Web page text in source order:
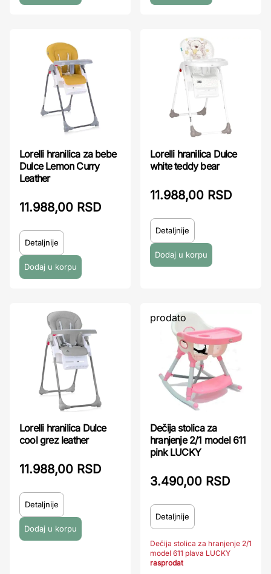
Lorelli hranilica za bebe
Dulce Lemon Curry
Leather
11.988,00 RSD
Detaljnije
Lorelli hranilica Dulce
white teddy bear
11.988,00 RSD
Detaljnije
Lorelli hranilica Dulce
cool grez leather
11.988,00 RSD
Detaljnije
prodato
Dečija stolica za
hranjenje 2/1 model 611
pink LUCKY
3.490,00 RSD
Detaljnije
Dečija stolica za hranjenje 2/1
model 611 plava LUCKY
rasprodat